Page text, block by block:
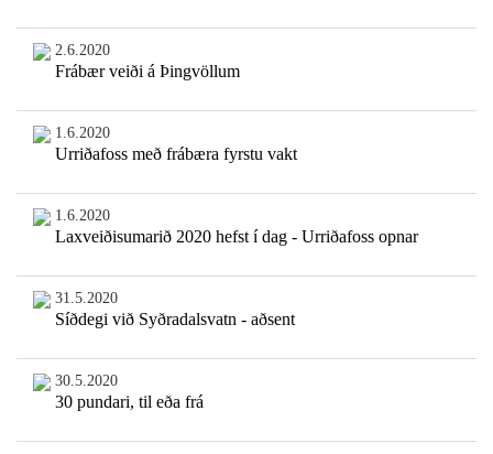
2.6.2020
Frábær veiði á Þingvöllum
1.6.2020
Urriðafoss með frábæra fyrstu vakt
1.6.2020
Laxveiðisumarið 2020 hefst í dag - Urriðafoss opnar
31.5.2020
Síðdegi við Syðradalsvatn - aðsent
30.5.2020
30 pundari, til eða frá